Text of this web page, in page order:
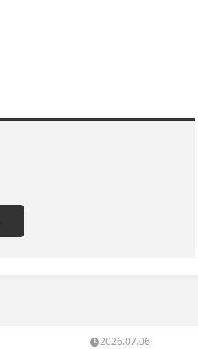
2026.07.06